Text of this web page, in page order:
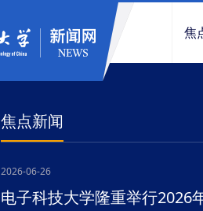
焦
焦点新闻
2026-06-26
电子科技大学隆重举行2026